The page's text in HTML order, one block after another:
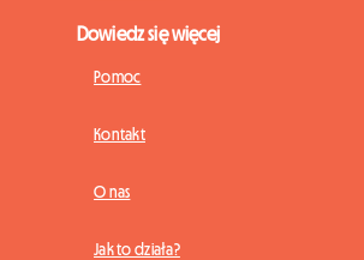
Dowiedz się więcej
Pomoc
Kontakt
O nas
Jak to działa?